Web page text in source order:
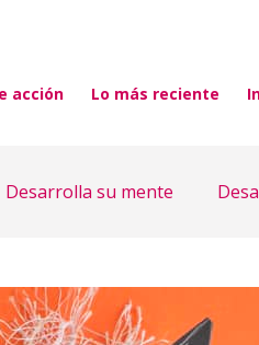
acción Lo más reciente
Desarrolla su mente